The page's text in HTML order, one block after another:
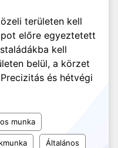
területen kell
előre egyeztetett
kell
belül, a körzet
és hétvégi
munka
Általános